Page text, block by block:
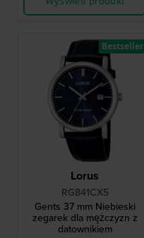
Lorus
RG841CX5
Gents 37 mm Niebieski
zegarek dla mężczyzn z
datownikiem
Bestseller